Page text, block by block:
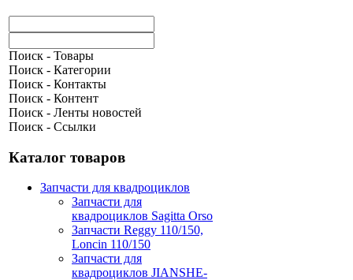
Поиск - Товары
Поиск - Категории
Поиск - Контакты
Поиск - Контент
Поиск - Ленты новостей
Поиск - Ссылки
Каталог товаров
Запчасти для квадроциклов
Запчасти для
квадроциклов Sagitta Orso
Запчасти Reggy 110/150,
Loncin 110/150
Запчасти для
квадроциклов JIANSHE-